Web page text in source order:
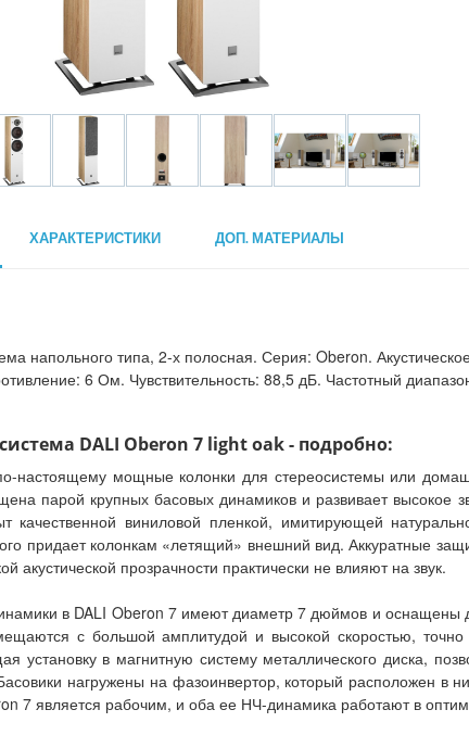
ХАРАКТЕРИСТИКИ ДОП. МАТЕРИАЛЫ
напольного типа, 2-х полосная. Серия: Oberon.
6 Ом. Чувствительность: 88,5 дБ. Частотный
DALI Oberon 7 light oak - подробно:
настоящему мощные колонки для стереосистемы или
парой крупных басовых динамиков и развивает высокое
качественной виниловой пленкой, имитирующей
придает колонкам «летящий» внешний вид. Аккуратные
акустической прозрачности практически не влияют на звук.
в DALI Oberon 7 имеют диаметр 7 дюймов и
с большой амплитудой и высокой скоростью,
установку в магнитную систему металлического диска,
нагружены на фазоинвертор, который расположен в
7 является рабочим, и оба ее НЧ-динамика работают в